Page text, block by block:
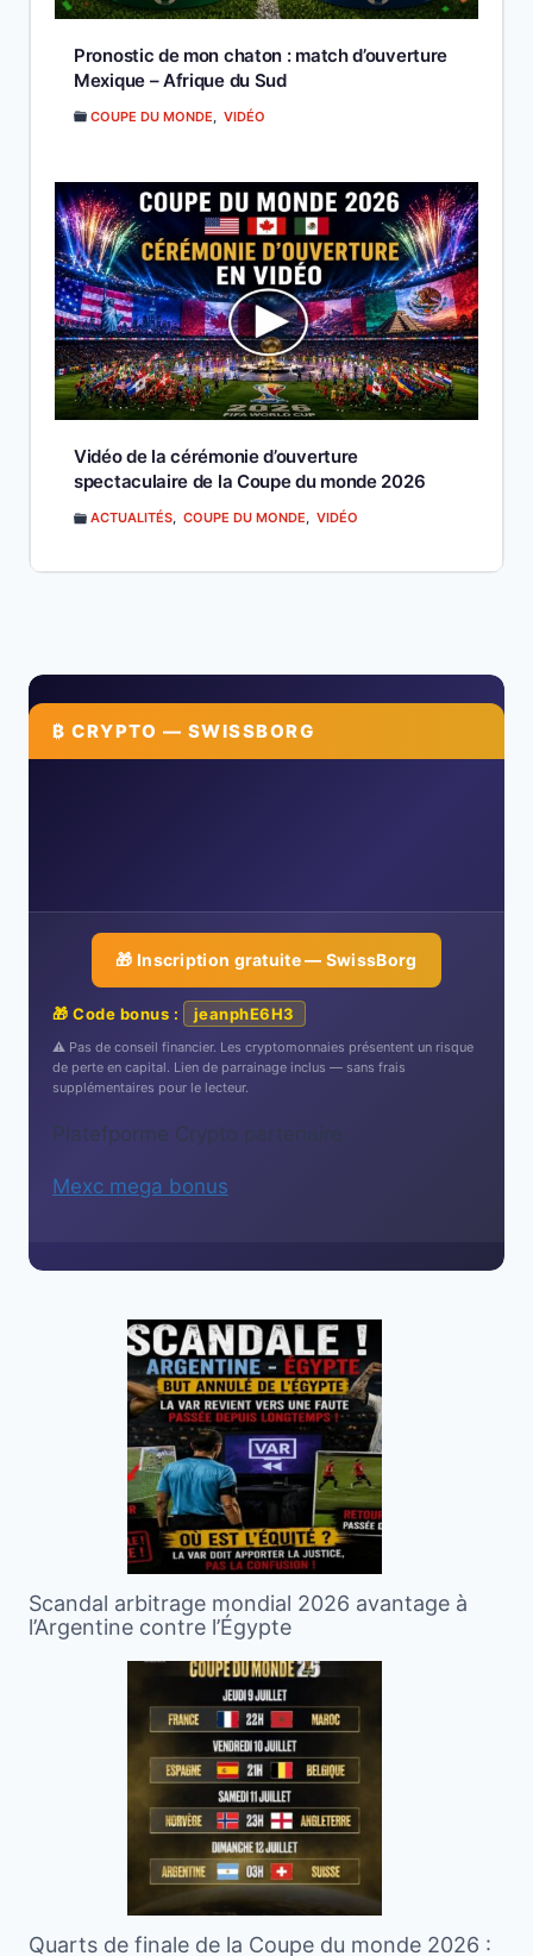
Pronostic de mon chaton : match d’ouverture
Mexique – Afrique du Sud
COUPE DU MONDE, VIDÉO
Vidéo de la cérémonie d’ouverture
spectaculaire de la Coupe du monde 2026
ACTUALITÉS, COUPE DU MONDE, VIDÉO
₿ CRYPTO — SWISSBORG
🎁 Inscription gratuite — SwissBorg
🎁 Code bonus : jeanphE6H3
⚠️ Pas de conseil financier. Les cryptomonnaies présentent un risque
de perte en capital. Lien de parrainage inclus — sans frais
supplémentaires pour le lecteur.
Platefporme Crypto partenaire
Mexc mega bonus
Scandal arbitrage mondial 2026 avantage à
l’Argentine contre l’Égypte
Quarts de finale de la Coupe du monde 2026 :